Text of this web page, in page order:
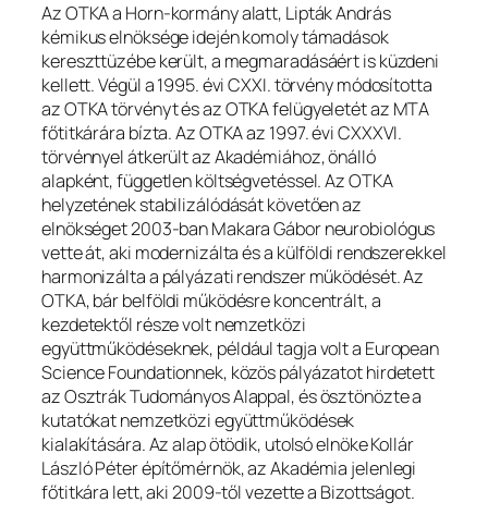
Az OTKA a Horn-kormány alatt, Lipták András
kémikus elnöksége idején komoly támadások
kereszttüzébe került, a megmaradásáért is küzdeni
kellett. Végül a 1995. évi CXXI. törvény módosította
az OTKA törvényt és az OTKA felügyeletét az MTA
főtitkárára bízta. Az OTKA az 1997. évi CXXXVI.
törvénnyel átkerült az Akadémiához, önálló
alapként, független költségvetéssel. Az OTKA
helyzetének stabilizálódását követően az
elnökséget 2003-ban Makara Gábor neurobiológus
vette át, aki modernizálta és a külföldi rendszerekkel
harmonizálta a pályázati rendszer működését. Az
OTKA, bár belföldi működésre koncentrált, a
kezdetektől része volt nemzetközi
együttműködéseknek, például tagja volt a European
Science Foundationnek, közös pályázatot hirdetett
az Osztrák Tudományos Alappal, és ösztönözte a
kutatókat nemzetközi együttműködések
kialakítására. Az alap ötödik, utolsó elnöke Kollár
László Péter építőmérnök, az Akadémia jelenlegi
főtitkára lett, aki 2009-től vezette a Bizottságot.